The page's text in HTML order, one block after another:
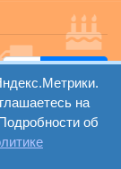
Найти
Версия
сайта для
слабовидящих
на
об